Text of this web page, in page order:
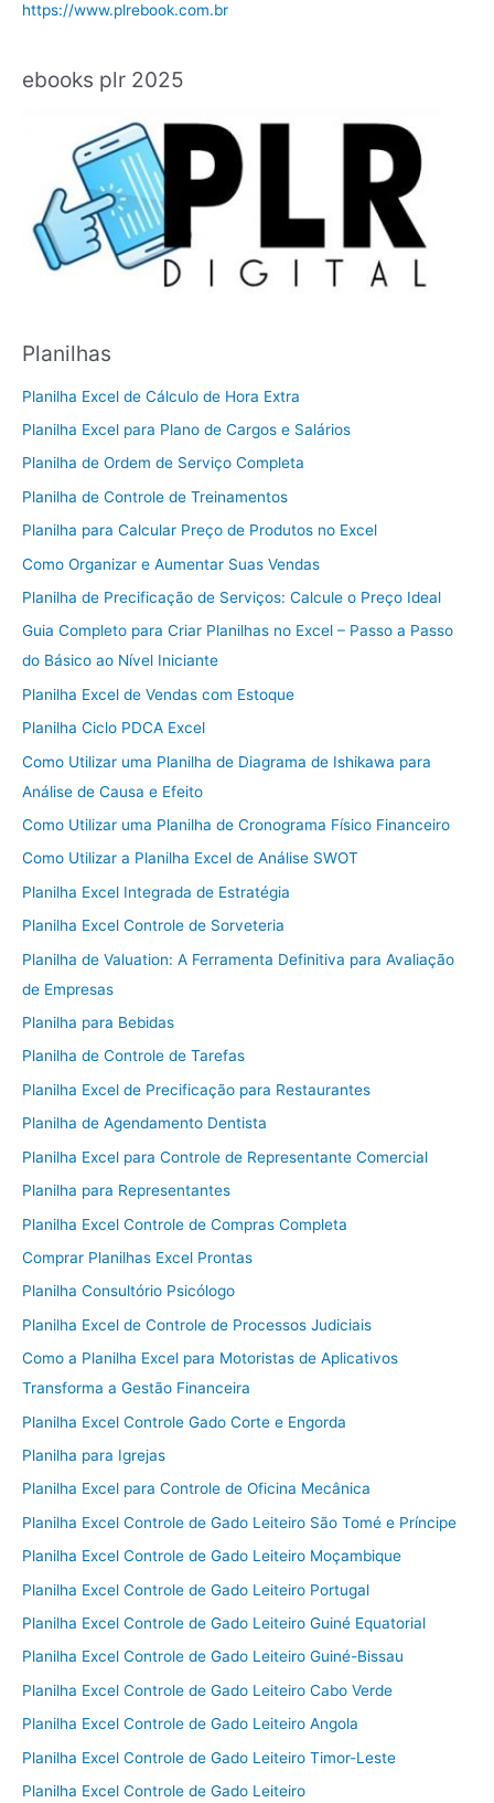
https://www.plrebook.com.br
ebooks plr 2025
Planilhas
Planilha Excel de Cálculo de Hora Extra
Planilha Excel para Plano de Cargos e Salários
Planilha de Ordem de Serviço Completa
Planilha de Controle de Treinamentos
Planilha para Calcular Preço de Produtos no Excel
Como Organizar e Aumentar Suas Vendas
Planilha de Precificação de Serviços: Calcule o Preço Ideal
Guia Completo para Criar Planilhas no Excel – Passo a Passo
do Básico ao Nível Iniciante
Planilha Excel de Vendas com Estoque
Planilha Ciclo PDCA Excel
Como Utilizar uma Planilha de Diagrama de Ishikawa para
Análise de Causa e Efeito
Como Utilizar uma Planilha de Cronograma Físico Financeiro
Como Utilizar a Planilha Excel de Análise SWOT
Planilha Excel Integrada de Estratégia
Planilha Excel Controle de Sorveteria
Planilha de Valuation: A Ferramenta Definitiva para Avaliação
de Empresas
Planilha para Bebidas
Planilha de Controle de Tarefas
Planilha Excel de Precificação para Restaurantes
Planilha de Agendamento Dentista
Planilha Excel para Controle de Representante Comercial
Planilha para Representantes
Planilha Excel Controle de Compras Completa
Comprar Planilhas Excel Prontas
Planilha Consultório Psicólogo
Planilha Excel de Controle de Processos Judiciais
Como a Planilha Excel para Motoristas de Aplicativos
Transforma a Gestão Financeira
Planilha Excel Controle Gado Corte e Engorda
Planilha para Igrejas
Planilha Excel para Controle de Oficina Mecânica
Planilha Excel Controle de Gado Leiteiro São Tomé e Príncipe
Planilha Excel Controle de Gado Leiteiro Moçambique
Planilha Excel Controle de Gado Leiteiro Portugal
Planilha Excel Controle de Gado Leiteiro Guiné Equatorial
Planilha Excel Controle de Gado Leiteiro Guiné-Bissau
Planilha Excel Controle de Gado Leiteiro Cabo Verde
Planilha Excel Controle de Gado Leiteiro Angola
Planilha Excel Controle de Gado Leiteiro Timor-Leste
Planilha Excel Controle de Gado Leiteiro